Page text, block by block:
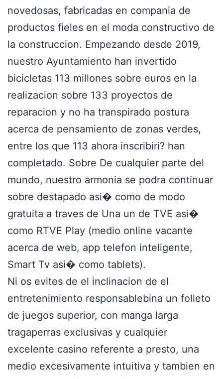
novedosas, fabricadas en compania de
productos fieles en el moda constructivo de
la construccion. Empezando desde 2019,
nuestro Ayuntamiento han invertido
bicicletas 113 millones sobre euros en la
realizacion sobre 133 proyectos de
reparacion y no ha transpirado postura
acerca de pensamiento de zonas verdes,
entre los que 113 ahora inscribiri? han
completado. Sobre De cualquier parte del
mundo, nuestro armonia se podra continuar
sobre destapado asi� como de modo
gratuita a traves de Una un de TVE asi�
como RTVE Play (medio online vacante
acerca de web, app telefon inteligente,
Smart Tv asi� como tablets).
Ni os evites de el inclinacion de el
entretenimiento responsablebina un folleto
de juegos superior, con manga larga
tragaperras exclusivas y cualquier
excelente casino referente a presto, una
medio excesivamente intuitiva y tambien en